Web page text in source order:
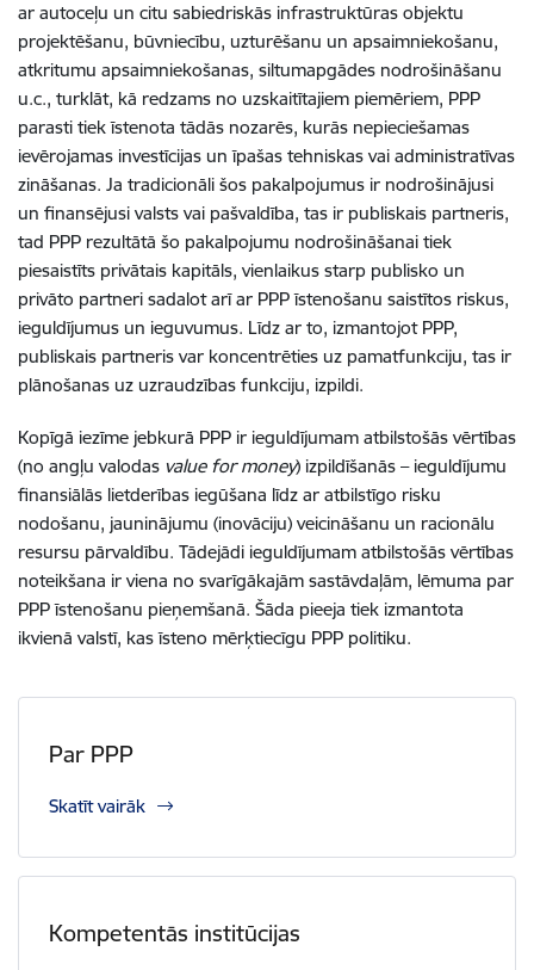
ar autoceļu un citu sabiedriskās infrastruktūras objektu
projektēšanu, būvniecību, uzturēšanu un apsaimniekošanu,
atkritumu apsaimniekošanas, siltumapgādes nodrošināšanu
u.c., turklāt, kā redzams no uzskaitītajiem piemēriem, PPP
parasti tiek īstenota tādās nozarēs, kurās nepieciešamas
ievērojamas investīcijas un īpašas tehniskas vai administratīvas
zināšanas. Ja tradicionāli šos pakalpojumus ir nodrošinājusi
un finansējusi valsts vai pašvaldība, tas ir publiskais partneris,
tad PPP rezultātā šo pakalpojumu nodrošināšanai tiek
piesaistīts privātais kapitāls, vienlaikus starp publisko un
privāto partneri sadalot arī ar PPP īstenošanu saistītos riskus,
ieguldījumus un ieguvumus. Līdz ar to, izmantojot PPP,
publiskais partneris var koncentrēties uz pamatfunkciju, tas ir
plānošanas uz uzraudzības funkciju, izpildi.
Kopīgā iezīme jebkurā PPP ir ieguldījumam atbilstošās vērtības
(no angļu valodas value for money) izpildīšanās – ieguldījumu
finansiālās lietderības iegūšana līdz ar atbilstīgo risku
nodošanu, jauninājumu (inovāciju) veicināšanu un racionālu
resursu pārvaldību. Tādejādi ieguldījumam atbilstošās vērtības
noteikšana ir viena no svarīgākajām sastāvdaļām, lēmuma par
PPP īstenošanu pieņemšanā. Šāda pieeja tiek izmantota
ikvienā valstī, kas īsteno mērķtiecīgu PPP politiku.
Par PPP
Skatīt vairāk
Kompetentās institūcijas